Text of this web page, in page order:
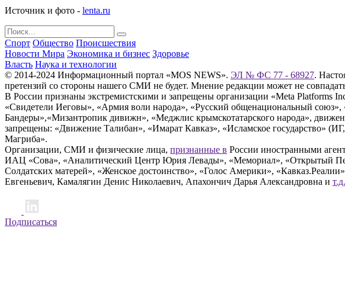
Источник и фото - lenta.ru
Спорт Общество Происшествия
Новости Мира Экономика и бизнес Здоровье
Власть Наука и технологии
© 2014-2024 Информационный портал «MOS NEWS». ЭЛ № ФС 77 - 68927.
претензий со стороны нашего СМИ не будет. Мнение редакции может не
В России признаны экстремистскими и запрещены организации «Meta Platforms
«Свидетели Иеговы», «Армия воли народа», «Русский общенациональный
Бандеры»,«Мизантропик дивижн», «Меджлис крымскотатарского народа»,
запрещены: «Движение Талибан», «Имарат Кавказ», «Исламское государство»
Магриба».
Организации, СМИ и физические лица, признанные в России иностранными
ИАЦ «Сова», «Аналитический Центр Юрия Левады», «Мемориал», «Открытый
Солдатских матерей», «Женское достоинство», «Голос Америки»,
Евгеньевич, Камалягин Денис Николаевич, Апахончич Дарья Александровна и т.д.
Подписаться